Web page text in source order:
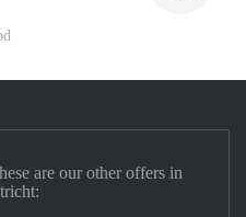
are our other offers in